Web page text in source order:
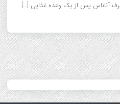
آناناس پس از یک وعده غذایی […]